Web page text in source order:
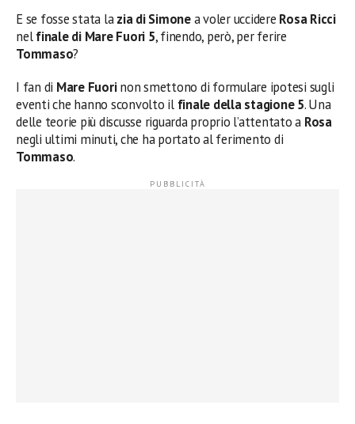
E se fosse stata lazia di Simonea voler uccidere Rosa Ricci
nelfinale di Mare Fuori 5, finendo, però, per ferire
Tommaso?
I fan di Mare Fuorinon smettono di formulare ipotesi sugli
eventi che hanno sconvolto il finale della stagione 5. Una
delle teorie più discusse riguarda proprio l’attentato a Rosa
negli ultimi minuti, che ha portato al ferimento di
Tommaso.